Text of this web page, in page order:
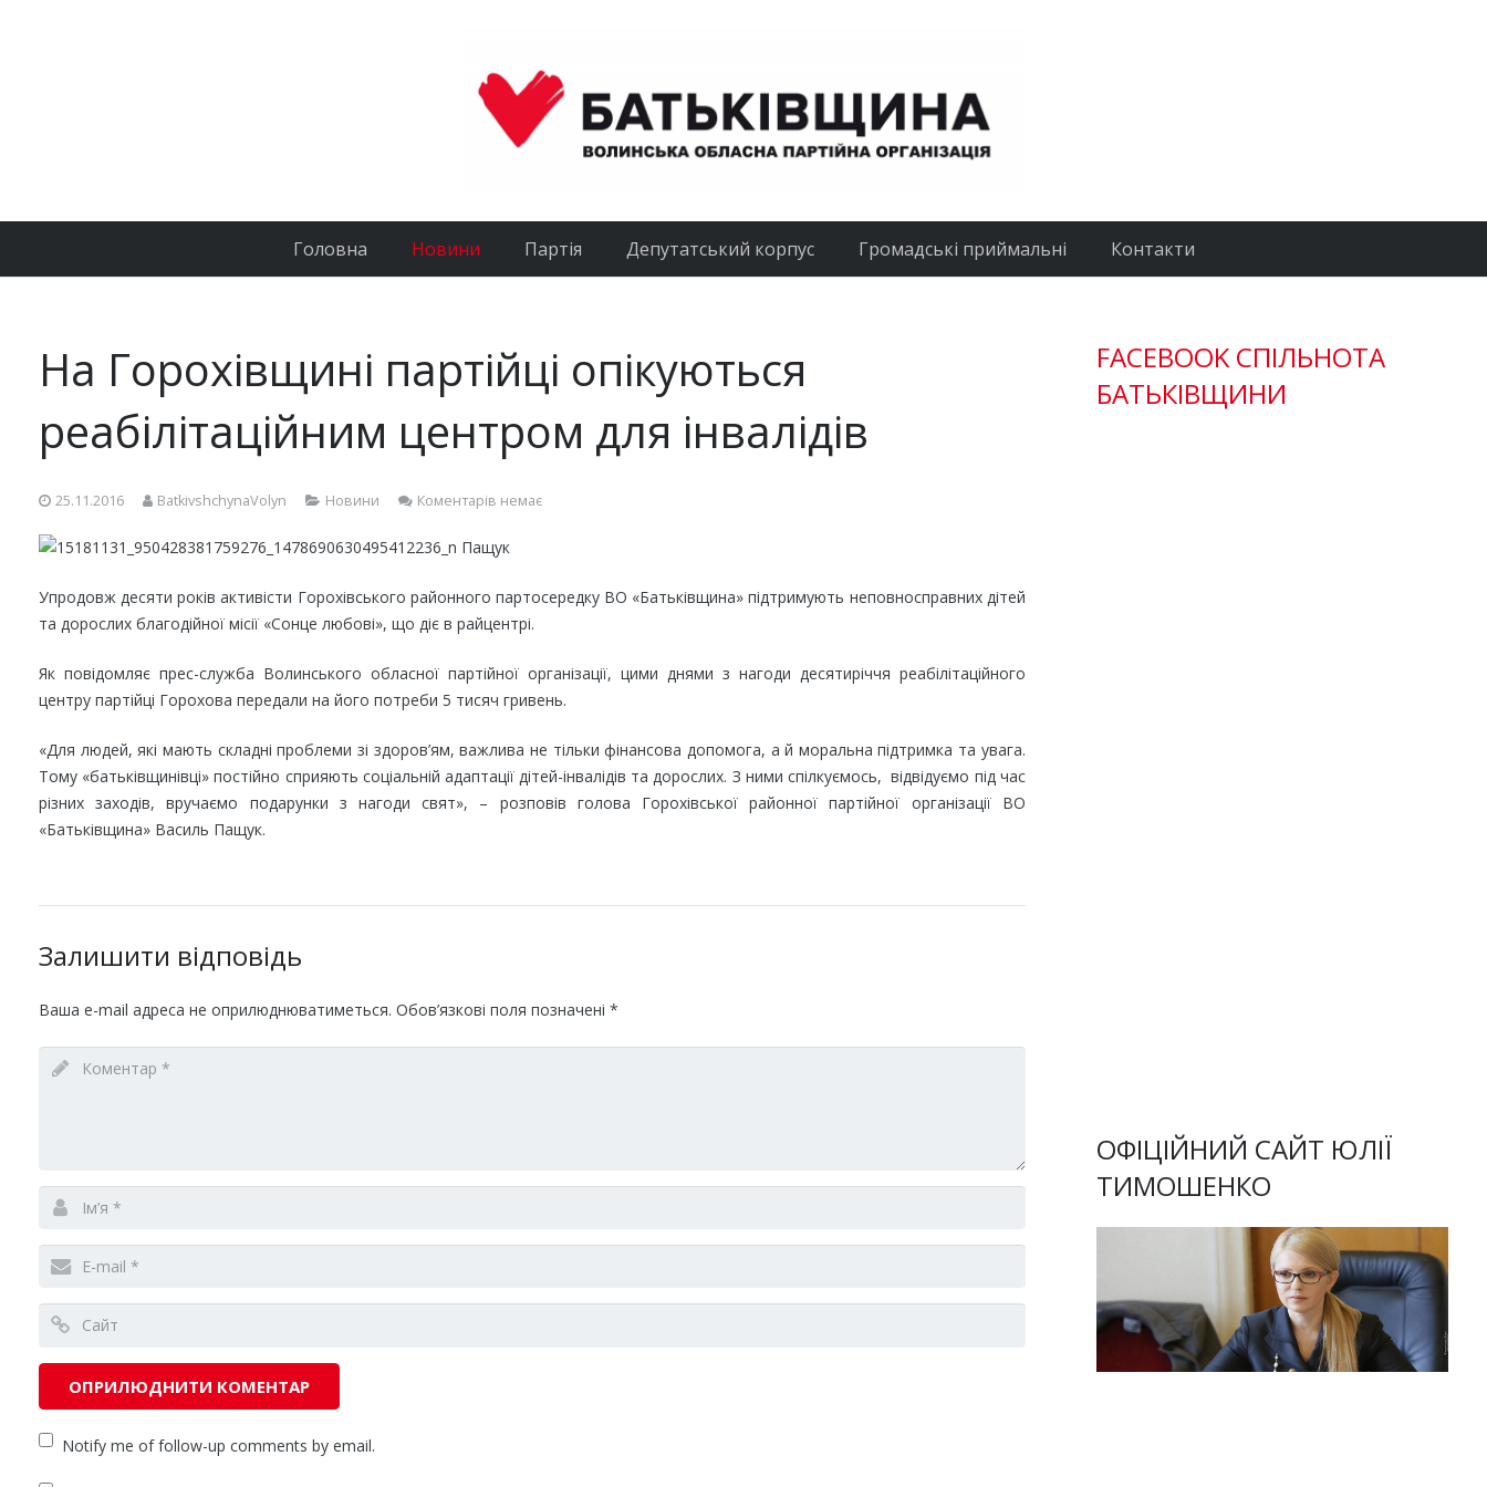
Головна Новини Партія Депутатський корпус Громадські приймальні Контакти
На Горохівщині партійці опікуються
реабілітаційним центром для інвалідів
25.11.2016 BatkivshchynaVolyn Новини Коментарів немає
Упродовж десяти років активісти Горохівського районного партосередку ВО «Батьківщина» підтримують неповносправних дітей
та дорослих благодійної місії «Сонце любові», що діє в райцентрі.
Як повідомляє прес-служба Волинського обласної партійної організації, цими днями з нагоди десятиріччя реабілітаційного
центру партійці Горохова передали на його потреби 5 тисяч гривень.
«Для людей, які мають складні проблеми зі здоров’ям, важлива не тільки фінансова допомога, а й моральна підтримка та увага.
Тому «батьківщинівці» постійно сприяють соціальній адаптації дітей-інвалідів та дорослих. З ними спілкуємось, відвідуємо під час
різних заходів, вручаємо подарунки з нагоди свят», – розповів голова Горохівської районної партійної організації ВО
«Батьківщина» Василь Пащук.
Залишити відповідь
Ваша e-mail адреса не оприлюднюватиметься. Обов’язкові поля позначені *
Notify me of follow-up comments by email.
FACEBOOK СПІЛЬНОТА
БАТЬКІВЩИНИ
ОФІЦІЙНИЙ САЙТ ЮЛІЇ
ТИМОШЕНКО